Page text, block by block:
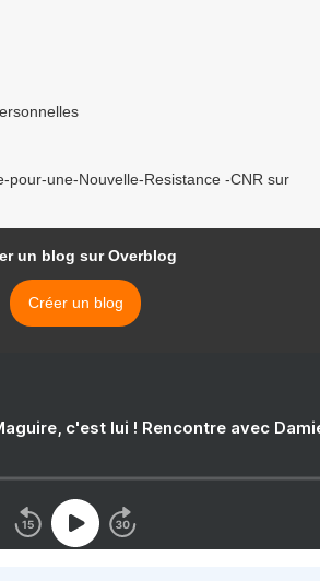
pour-une-Nouvelle-Resistance -CNR sur
un blog sur Overblog
Créer un blog
c'est lui ! Rencontre avec